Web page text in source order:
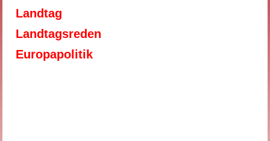
Landtag
Landtagsreden
Europapolitik